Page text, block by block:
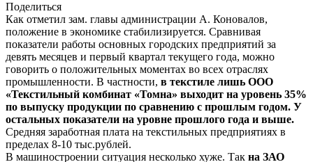
Поделиться
Как отметил зам. главы администрации А. Коновалов,
положение в экономике стабилизируется. Сравнивая
показатели работы основных городских предприятий за
девять месяцев и первый квартал текущего года, можно
говорить о положительных моментах во всех отраслях
промышленности. В частности, в текстиле лишь ООО
«Текстильный комбинат «Томна» выходит на уровень 35%
по выпуску продукции по сравнению с прошлым годом. У
остальных показатели на уровне прошлого года и выше.
Средняя заработная плата на текстильных предприятиях в
пределах 8-10 тыс.рублей.
В машиностроении ситуация несколько хуже. Так на ЗАО